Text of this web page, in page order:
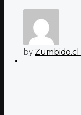
by Zumbido.cl